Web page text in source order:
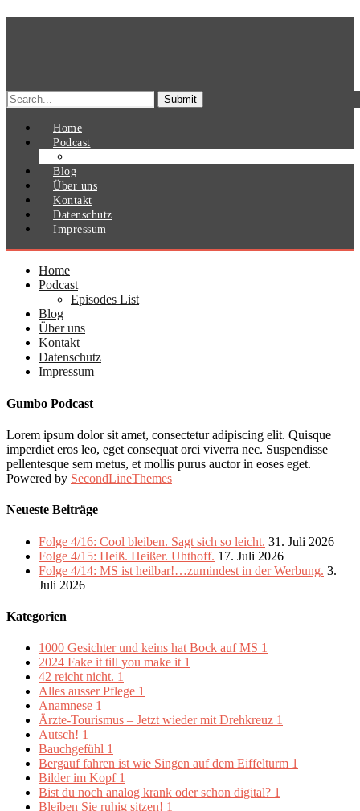
Search
for:
Home
Podcast
Blog
Über uns
Kontakt
Datenschutz
Impressum
Home
Podcast
Episodes List
Blog
Über uns
Kontakt
Datenschutz
Impressum
Gumbo Podcast
Lorem ipsum dolor sit amet, consectetur adipiscing elit. Quisque
imperdiet eros leo, eget consequat orci viverra nec. Suspendisse
pellentesque sem metus, et mollis purus auctor in eoses eget.
Powered by SecondLineThemes
Neueste Beiträge
Folge 4/16: Cool bleiben. Sagt sich so leicht. 31. Juli 2026
Folge 4/15: Heiß. Heißer. Uhthoff. 17. Juli 2026
Folge 4/14: MS ist heilbar!…zumindest in der Werbung. 3.
Juli 2026
Kategorien
1000 Gesichter und keins hat Bock auf MS 1
2024 Fake it till you make it 1
42 reicht nicht. 1
Alles ausser Pflege 1
Anamnese 1
Ärzte-Tourismus – Jetzt wieder mit Drehkreuz 1
Autsch! 1
Bauchgefühl 1
Bergauf fahren ist wie Singen auf dem Eiffelturm 1
Bilder im Kopf 1
Bist du noch analog krank oder schon digital? 1
Bleiben Sie ruhig sitzen! 1